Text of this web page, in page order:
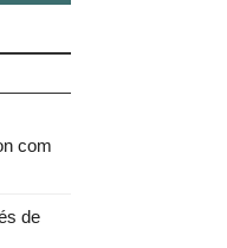
com
de